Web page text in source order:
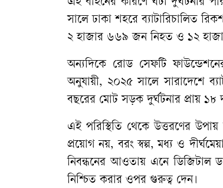
​এই বাহনের কারণে ঘটা দুর্ঘটনার
সালে ঢাকা শহরে ব্যাটারিচালিত
২ হাজার ৬৬৯ জন নিহত ও ১২
অন্যদিকে রোড সেফটি
অনুযায়ী, ২০২৫ সালে সারাদেশে
বছরের মোট সড়ক দুর্ঘটনার প্রায়
​এই পরিস্থিতি থেকে উত্তরণের
প্রয়োগ নয়, বরং স্বল্প, মধ্য ও
নিবন্ধনের আওতায় এনে ডিজিটাল
নিশ্চিত করার ওপর গুরুত্ব দেন।